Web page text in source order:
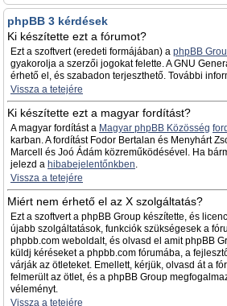
phpBB 3 kérdések
Ki készítette ezt a fórumot?
Ezt a szoftvert (eredeti formájában) a phpBB
gyakorolja a szerzői jogokat felette. A GNU
érhető el, és szabadon terjeszthető. További
Vissza a tetejére
Ki készítette ezt a magyar fordítást?
A magyar fordítást a Magyar phpBB Közösség
karban. A fordítást Fodor Bertalan és Menyhárt
Marcell és Joó Ádám közreműködésével. Ha
jelezd a hibabejelentőnkben.
Vissza a tetejére
Miért nem érhető el az X szolgáltatás?
Ezt a szoftvert a phpBB Group készítette, és
újabb szolgáltatások, funkciók szükségesek a
phpbb.com weboldalt, és olvasd el amit phpBB
küldj kéréseket a phpbb.com fórumába, a
várják az ötleteket. Emellett, kérjük, olvasd át a
felmerült az ötlet, és a phpBB Group
véleményt.
Vissza a tetejére